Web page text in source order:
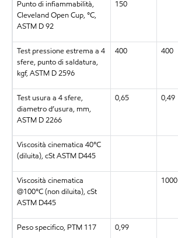
Punto di infiammabilità,
Cleveland Open Cup, °C,
ASTM D 92
150
Test pressione estrema a 4
sfere, punto di saldatura,
kgf, ASTM D 2596
400 400
Test usura a 4 sfere,
diametro d’usura, mm,
ASTM D 2266
0,65 0,49
Viscosità cinematica 40°C
(diluita), cSt ASTM D445
Viscosità cinematica
@100°C (non diluita), cSt
ASTM D445
1000
Peso specifico, PTM 117 0,99